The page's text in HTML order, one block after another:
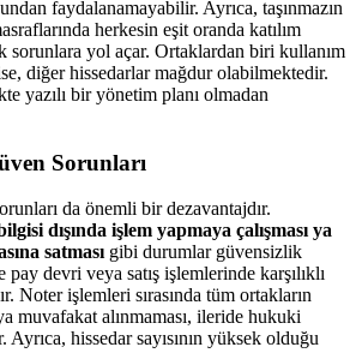
faydalanamayabilir. Ayrıca, taşınmazın
herkesin eşit oranda katılım
sorunlara yol açar. Ortaklardan biri kullanım
diğer hissedarlar mağdur olabilmektedir.
yazılı bir yönetim planı olmadan
Sorunları
da önemli bir dezavantajdır.
dışında işlem yapmaya çalışması ya
satması gibi durumlar güvensizlik
pay devri veya satış işlemlerinde karşılıklı
Noter işlemleri sırasında tüm ortakların
muvafakat alınmaması, ileride hukuki
hissedar sayısının yüksek olduğu